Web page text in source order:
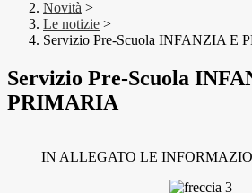
Novità >
Le notizie >
Servizio Pre-Scuola INFANZIA E
Servizio Pre-Scuola
PRIMARIA
IN ALLEGATO LE